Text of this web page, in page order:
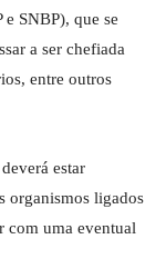
SNBP), que se
a ser chefiada
entre outros
estar
organismos ligados
com uma eventual